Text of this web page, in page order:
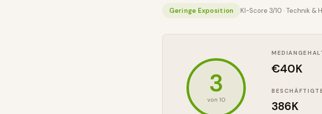
Geringe Exposition KI-Score 3/10 · Technik &
3
von 10
€40K
386K